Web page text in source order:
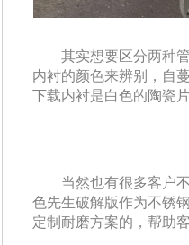
其实想要区分两种
内衬的颜色来辨别，自
下载内衬是白色的陶瓷片
当然也有很多客户不
色先生破解版作为不锈
定制耐磨方案的，帮